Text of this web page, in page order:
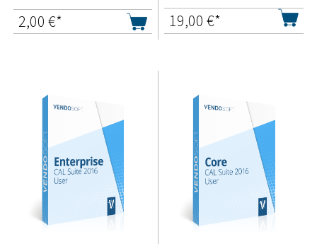
2,00 €* 19,00 €*